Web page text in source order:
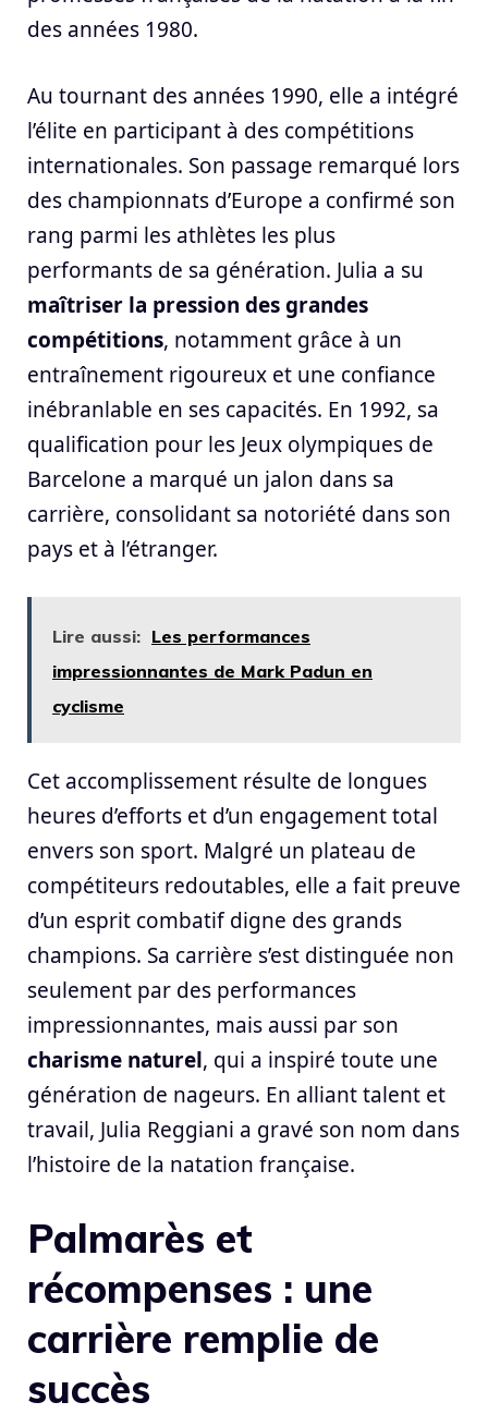
des années 1980.
Au tournant des années 1990, elle a intégré
l’élite en participant à des compétitions
internationales. Son passage remarqué lors
des championnats d’Europe a confirmé son
rang parmi les athlètes les plus
performants de sa génération. Julia a su
maîtriser la pression des grandes
compétitions, notamment grâce à un
entraînement rigoureux et une confiance
inébranlable en ses capacités. En 1992, sa
qualification pour les Jeux olympiques de
Barcelone a marqué un jalon dans sa
carrière, consolidant sa notoriété dans son
pays et à l’étranger.
Lire aussi: Les performances
impressionnantes de Mark Padun en
cyclisme
Cet accomplissement résulte de longues
heures d’efforts et d’un engagement total
envers son sport. Malgré un plateau de
compétiteurs redoutables, elle a fait preuve
d’un esprit combatif digne des grands
champions. Sa carrière s’est distinguée non
seulement par des performances
impressionnantes, mais aussi par son
charisme naturel, qui a inspiré toute une
génération de nageurs. En alliant talent et
travail, Julia Reggiani a gravé son nom dans
l’histoire de la natation française.
Palmarès et
récompenses : une
carrière remplie de
succès